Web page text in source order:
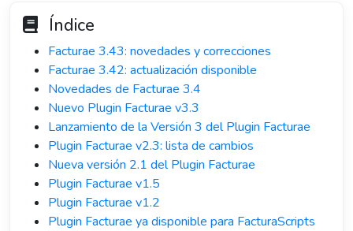
Índice
Facturae 3.43: novedades y correcciones
Facturae 3.42: actualización disponible
Novedades de Facturae 3.4
Nuevo Plugin Facturae v3.3
Lanzamiento de la Versión 3 del Plugin Facturae
Plugin Facturae v2.3: lista de cambios
Nueva versión 2.1 del Plugin Facturae
Plugin Facturae v1.5
Plugin Facturae v1.2
Plugin Facturae ya disponible para FacturaScripts